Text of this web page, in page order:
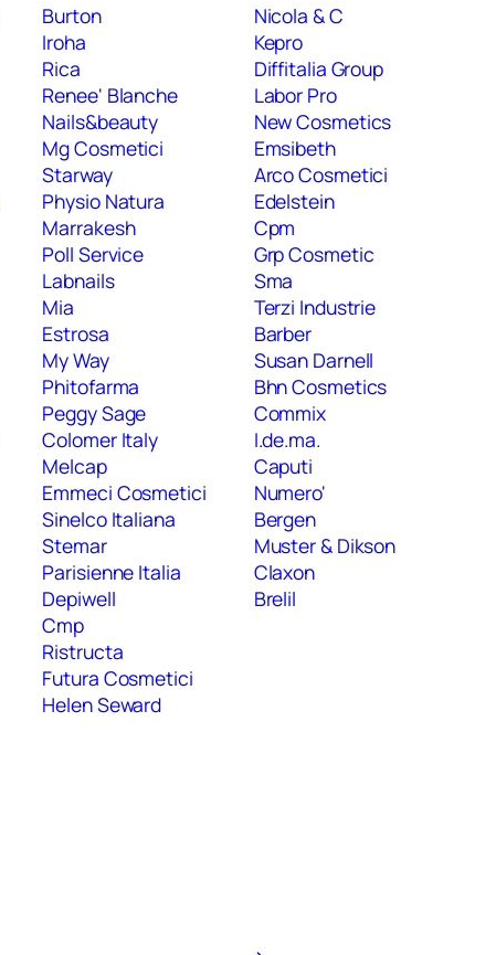
Burton
Iroha
Rica
Renee' Blanche
Nails&beauty
Mg Cosmetici
Starway
Physio Natura
Marrakesh
Poll Service
Labnails
Mia
Estrosa
My Way
Phitofarma
Peggy Sage
Colomer Italy
Melcap
Emmeci Cosmetici
Sinelco Italiana
Stemar
Parisienne Italia
Depiwell
Cmp
Ristructa
Futura Cosmetici
Helen Seward
Nicola & C
Kepro
Diffitalia Group
Labor Pro
New Cosmetics
Emsibeth
Arco Cosmetici
Edelstein
Cpm
Grp Cosmetic
Sma
Terzi Industrie
Barber
Susan Darnell
Bhn Cosmetics
Commix
I.de.ma.
Caputi
Numero'
Bergen
Muster & Dikson
Claxon
Brelil